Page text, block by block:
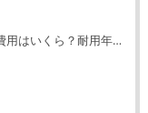
電動カーゲートの施工費用はいくら？耐用年数や注意点を解説！